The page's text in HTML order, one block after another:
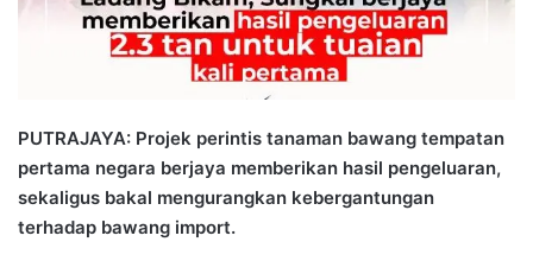
PUTRAJAYA: Projek perintis tanaman bawang tempatan
pertama negara berjaya memberikan hasil pengeluaran,
sekaligus bakal mengurangkan kebergantungan
terhadap bawang import.